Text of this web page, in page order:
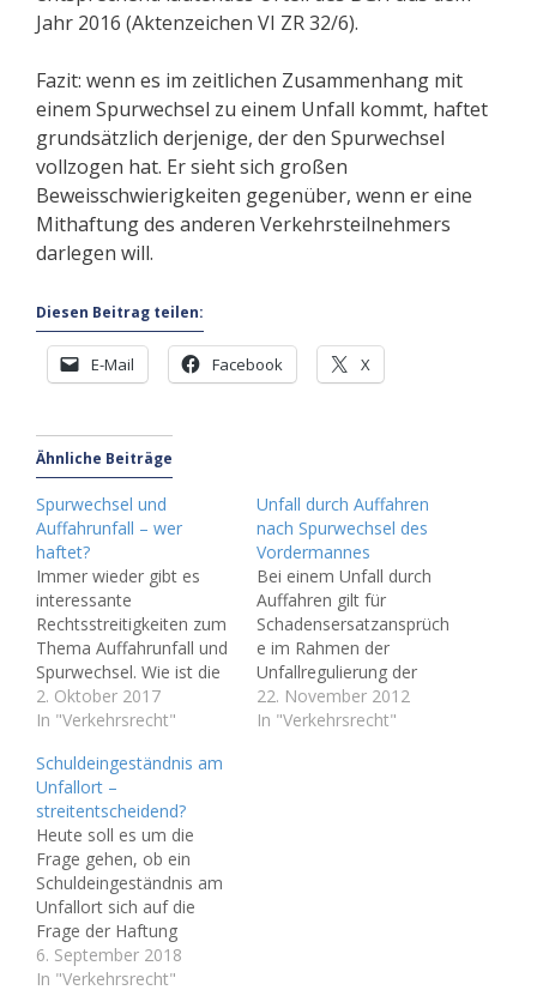
Jahr 2016 (Aktenzeichen VI ZR 32/6).
Fazit: wenn es im zeitlichen Zusammenhang mit
einem Spurwechsel zu einem Unfall kommt, haftet
grundsätzlich derjenige, der den Spurwechsel
vollzogen hat. Er sieht sich großen
Beweisschwierigkeiten gegenüber, wenn er eine
Mithaftung des anderen Verkehrsteilnehmers
darlegen will.
Diesen Beitrag teilen:
E-Mail Facebook X
Ähnliche Beiträge
Spurwechsel und
Auffahrunfall – wer
haftet?
Immer wieder gibt es
interessante
Rechtsstreitigkeiten zum
Thema Auffahrunfall und
Spurwechsel. Wie ist die
Haftung? Wer hat
Ansprüche
Schadensersatz)? Es ist
einer der“ Klassiker“ im
Straßenverkehrsrecht.
Ein Unfall kommt
dadurch zustande, dass
ein Fahrzeugführer dem
anderen von hinten
auffährt. Nun behauptet
aber der Auffahrende,
dass der Unfallgegner so
2. Oktober 2017
In "Verkehrsrecht"
Unfall durch Auffahren
nach Spurwechsel des
Vordermannes
Bei einem Unfall durch
Auffahren gilt für
Schadensersatzansprüch
e im Rahmen der
Unfallregulierung der
sogenannte
Anscheinsbeweis gegen
22. November 2012
In "Verkehrsrecht"
Schuldeingeständnis am
Unfallort –
streitentscheidend?
Heute soll es um die
Frage gehen, ob ein
Schuldeingeständnis am
Unfallort sich auf die
Frage der Haftung
auswirken kann. Ob also
die Zahlungspflicht
6. September 2018
In "Verkehrsrecht"